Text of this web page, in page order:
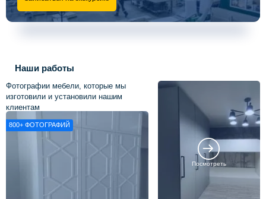
Наши работы
Фотографии мебели, которые мы
изготовили и установили нашим
клиентам
800+ ФОТОГРАФИЙ
Посмотреть